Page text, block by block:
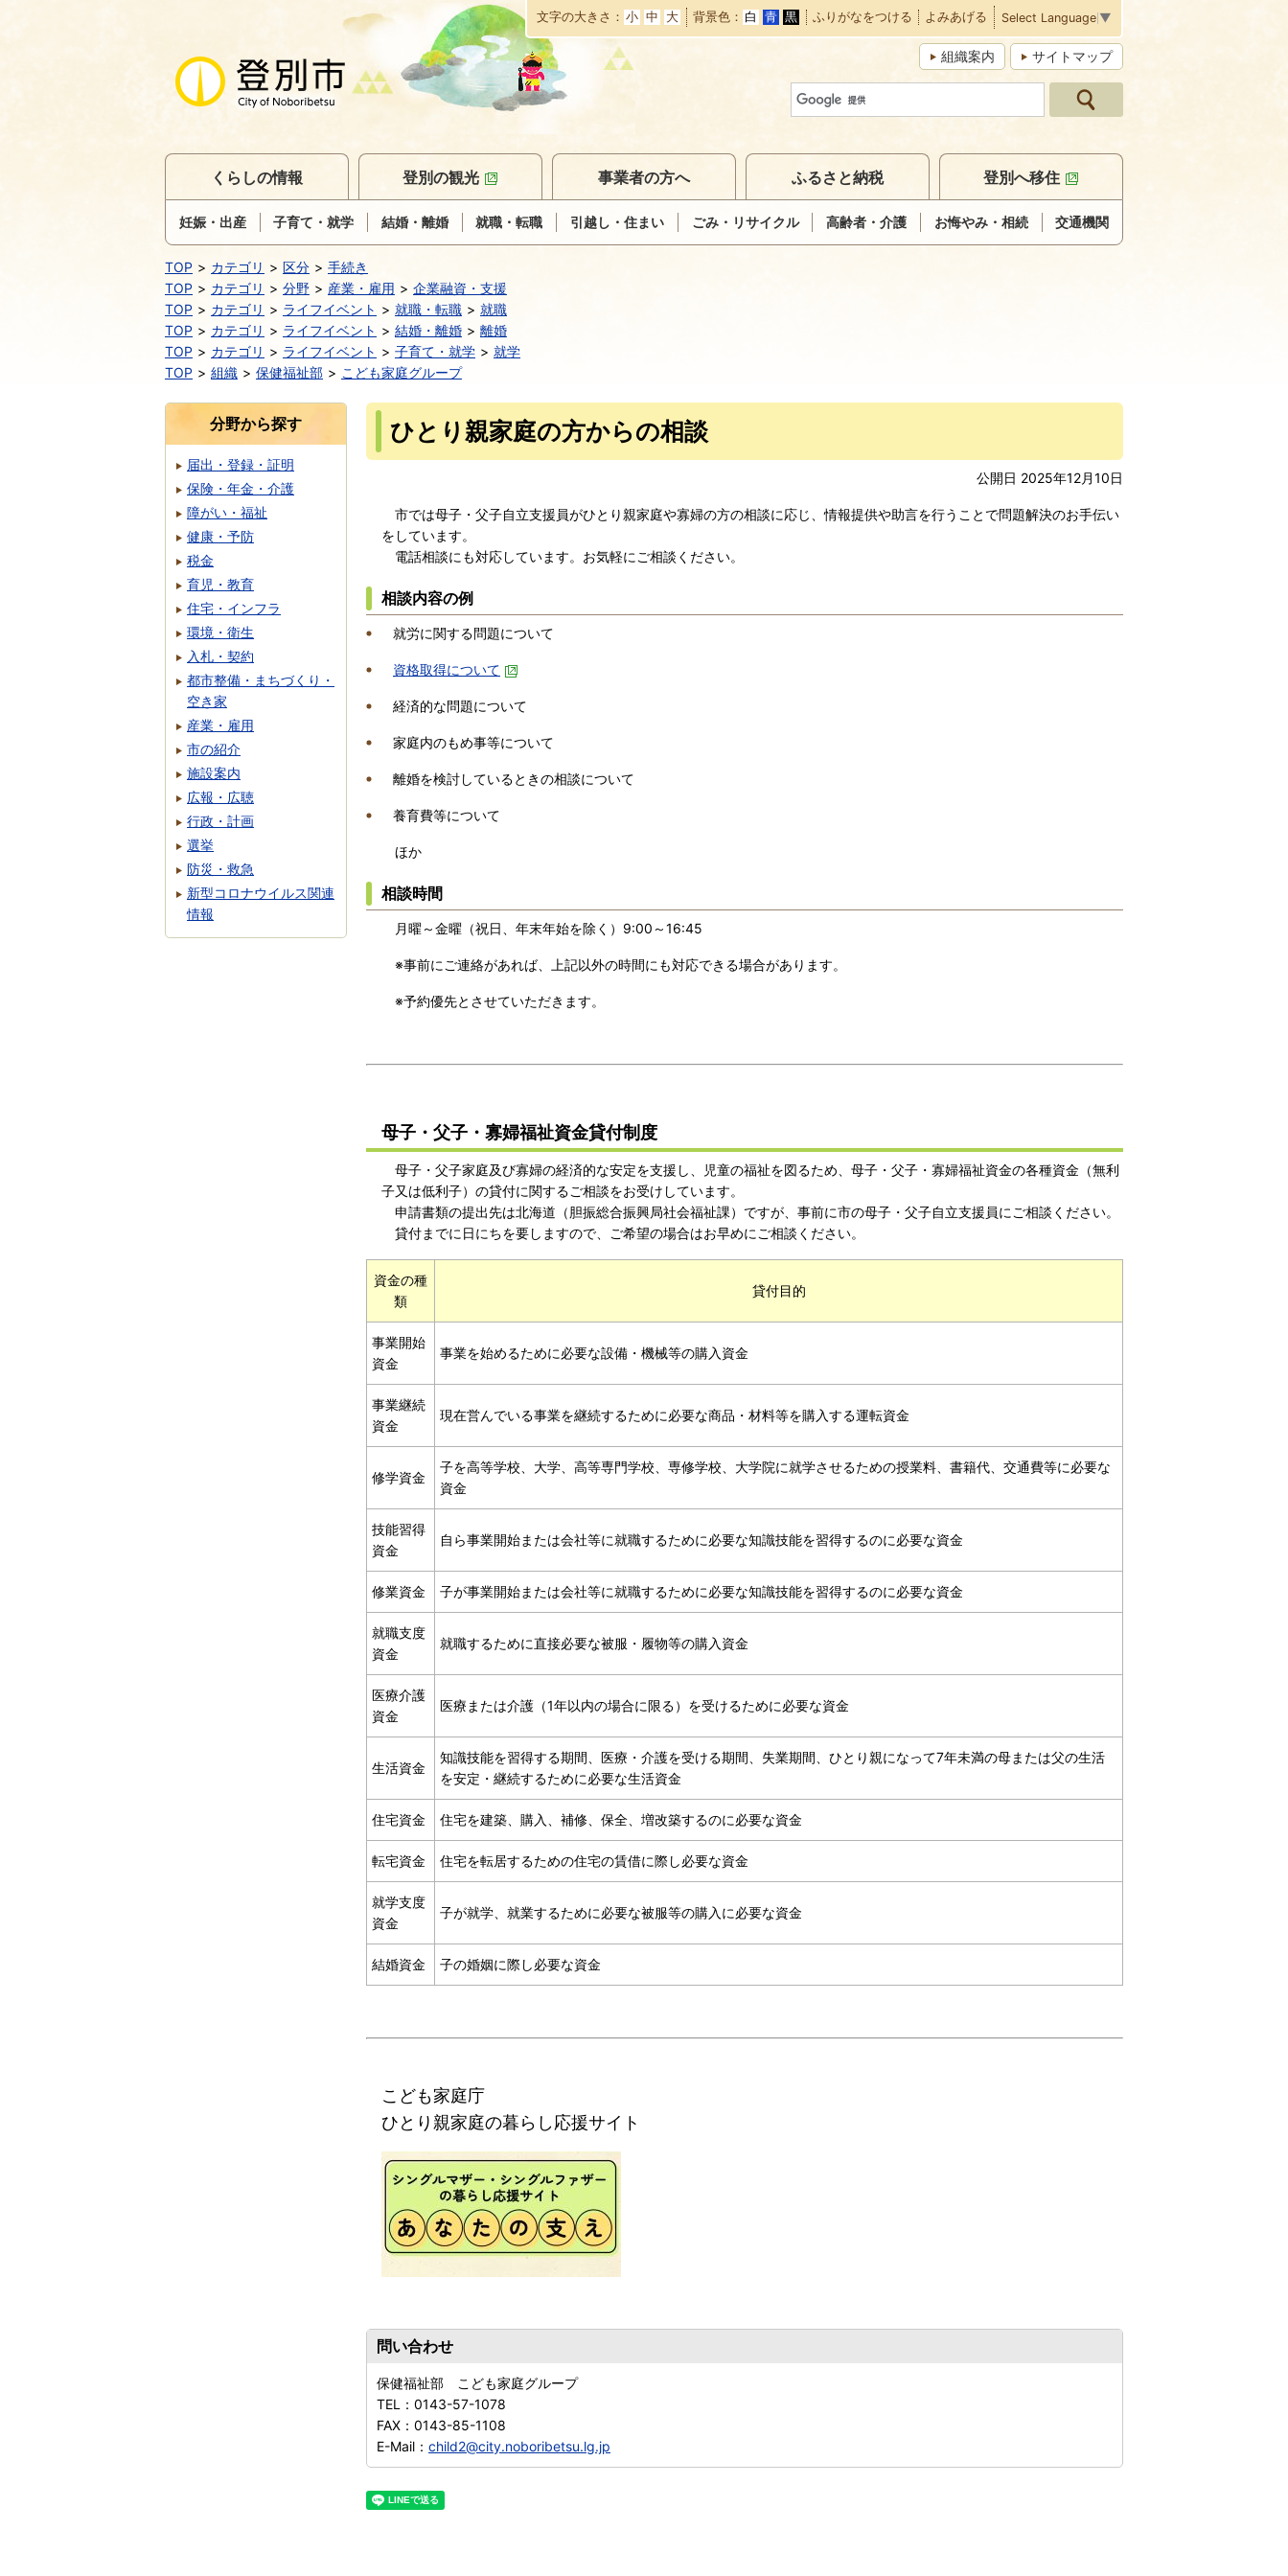
本
文
へ
移
動
文字の大きさ 小 中 大 背景色 白 青 黒 ふりがなをつける よみあげる Select Language ▼
組織案内 サイトマップ
くらしの情報
妊娠・出産 子育て・就学 結婚・離婚 就職・転職 引越し・住まい ごみ・リサイクル 高齢者・介護 お悔やみ・相続 交通機関
登別の観光 事業者の方へ ふるさと納税 登別へ移住
TOP カテゴリ 区分
手続き
TOP
カテゴリ 分野 産業・雇用
企業融資・支援
TOP
カテゴリ ライフイベント 就職・転職
就職
TOP
カテゴリ ライフイベント 結婚・離婚
離婚
TOP
カテゴリ ライフイベント 子育て・就学
就学
TOP
組織 保健福祉部 こども家庭グループ
ひとり親家庭の方からの相談
公開日 2025年12月10日
市では母子・父子自立支援員がひとり親家庭や寡婦の方の相談に応じ、情報提供や助言を行うことで問題解決のお手伝い
をしています。
電話相談にも対応しています。お気軽にご相談ください。
相談内容の例
就労に関する問題について
資格取得について
経済的な問題について
家庭内のもめ事等について
離婚を検討しているときの相談について
養育費等について
ほか
相談時間
月曜～金曜（祝日、年末年始を除く）9:00～16:45
※事前にご連絡があれば、上記以外の時間にも対応できる場合があります。
※予約優先とさせていただきます。
母子・父子・寡婦福祉資金貸付制度
母子・父子家庭及び寡婦の経済的な安定を支援し、児童の福祉を図るため、母子・父子・寡婦福祉資金の各種資金（無利
子又は低利子）の貸付に関するご相談をお受けしています。
申請書類の提出先は北海道（胆振総合振興局社会福祉課）ですが、事前に市の母子・父子自立支援員にご相談ください。
貸付までに日にちを要しますので、ご希望の場合はお早めにご相談ください。
資金の種
類
貸付目的
事業開始
資金
事業を始めるために必要な設備・機械等の購入資金
事業継続
資金
現在営んでいる事業を継続するために必要な商品・材料等を購入する運転資金
修学資金
子を高等学校、大学、高等専門学校、専修学校、大学院に就学させるための授業料、書籍代、交通費等に必要な
資金
技能習得
資金
自ら事業開始または会社等に就職するために必要な知識技能を習得するのに必要な資金
修業資金 子が事業開始または会社等に就職するために必要な知識技能を習得するのに必要な資金
就職支度
資金
就職するために直接必要な被服・履物等の購入資金
医療介護
資金
医療または介護（1年以内の場合に限る）を受けるために必要な資金
生活資金
知識技能を習得する期間、医療・介護を受ける期間、失業期間、ひとり親になって7年未満の母または父の生活
を安定・継続するために必要な生活資金
住宅資金 住宅を建築、購入、補修、保全、増改築するのに必要な資金
転宅資金 住宅を転居するための住宅の賃借に際し必要な資金
就学支度
資金
子が就学、就業するために必要な被服等の購入に必要な資金
結婚資金 子の婚姻に際し必要な資金
こども家庭庁
ひとり親家庭の暮らし応援サイト
問い合わせ
保健福祉部 こども家庭グループ
TEL： 0143-57-1078
FAX： 0143-85-1108
E-Mail： child2@city.noboribetsu.lg.jp
分野から探す
届出・登録・証明
保険・年金・介護
障がい・福祉
健康・予防
税金
育児・教育
住宅・インフラ
環境・衛生
入札・契約
都市整備・まちづくり・
空き家
産業・雇用
市の紹介
施設案内
広報・広聴
行政・計画
選挙
防災・救急
新型コロナウイルス関連
情報